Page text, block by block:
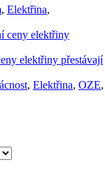
, Elektřina,
elektřiny přestávají
, Elektřina, OZE,